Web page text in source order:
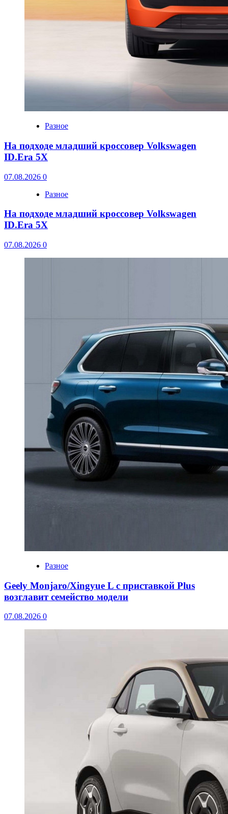
Разное
На подходе младший кроссовер Volkswagen
ID.Era 5X
07.08.2026 0
Разное
На подходе младший кроссовер Volkswagen
ID.Era 5X
07.08.2026 0
Разное
Geely Monjaro/Xingyue L с приставкой Plus
возглавит семейство модели
07.08.2026 0